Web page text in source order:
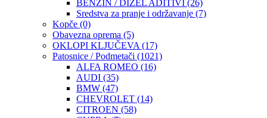
BENZIN / DIZEL ADITIVI (26)
Sredstva za pranje i održavanje (7)
Kopče (0)
Obavezna oprema (5)
OKLOPI KLJUČEVA (17)
Patosnice / Podmetači (1021)
ALFA ROMEO (16)
AUDI (35)
BMW (47)
CHEVROLET (14)
CITROEN (58)